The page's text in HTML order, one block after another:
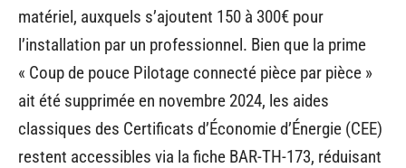
matériel, auxquels s’ajoutent 150 à 300€ pour
l’installation par un professionnel. Bien que la prime
« Coup de pouce Pilotage connecté pièce par pièce »
ait été supprimée en novembre 2024, les aides
classiques des Certificats d’Économie d’Énergie (CEE)
restent accessibles via la fiche BAR-TH-173, réduisant